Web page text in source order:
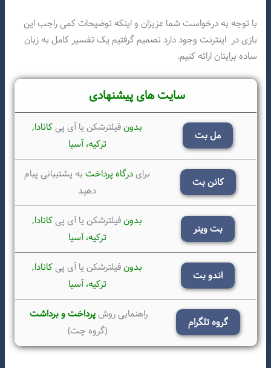
با توجه به درخواست شما عزیزان و اینکه توضیحات کمی راجب این
بازی در اینترنت وجود دارد تصمیم گرفتیم یک تفسیر کامل به زبان
ساده برایتان ارائه کنیم.
سایت های پیشنهادی
مل بت
بدونفیلترشکن یا آی پیکانادا,
ترکیه، آسیا
کانن بت
برایدرگاه پرداختبه پشتیبانی پیام
دهید
بت وینر
بدونفیلترشکن یا آی پیکانادا,
ترکیه، آسیا
اندو بت
بدونفیلترشکن یا آی پیکانادا,
ترکیه، آسیا
گروه تلگرام
راهنمایی روشپرداخت و برداشت
(گروه چت)